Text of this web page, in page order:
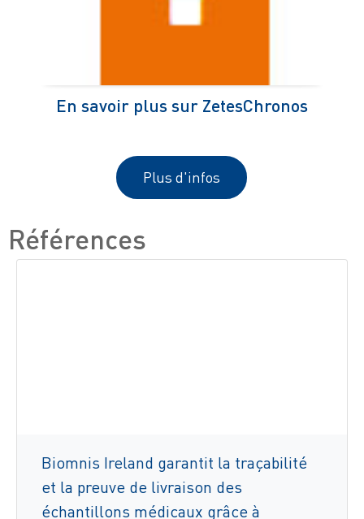
En savoir plus sur ZetesChronos
Plus d'infos
Références
Biomnis Ireland garantit la traçabilité
et la preuve de livraison des
échantillons médicaux grâce à